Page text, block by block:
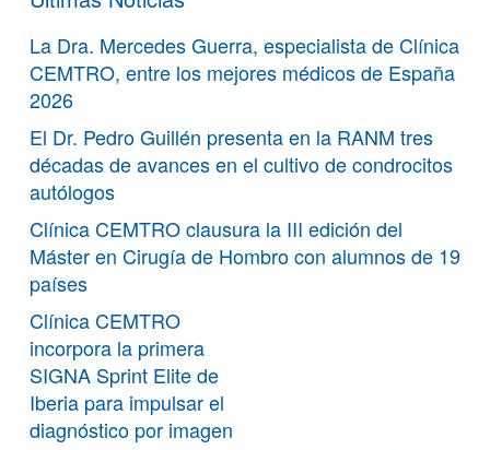
La Dra. Mercedes Guerra, especialista de Clínica
CEMTRO, entre los mejores médicos de España
2026
El Dr. Pedro Guillén presenta en la RANM tres
décadas de avances en el cultivo de condrocitos
autólogos
Clínica CEMTRO clausura la III edición del
Máster en Cirugía de Hombro con alumnos de 19
países
Clínica CEMTRO
incorpora la primera
SIGNA Sprint Elite de
Iberia para impulsar el
diagnóstico por imagen